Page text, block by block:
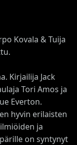
Kovala & Tuija
Kirjailija Jack
Tori Amos ja
Everton.
hyvin erilaisten
ja
on syntynyt